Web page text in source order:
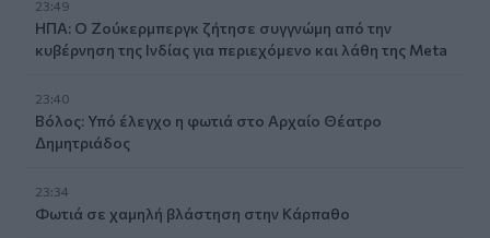
23:49
ΗΠΑ: Ο Ζούκερμπεργκ ζήτησε συγγνώμη από την
κυβέρνηση της Ινδίας για περιεχόμενο και λάθη της Meta
23:40
Βόλος: Υπό έλεγχο η φωτιά στο Αρχαίο Θέατρο
Δημητριάδος
23:34
Φωτιά σε χαμηλή βλάστηση στην Κάρπαθο